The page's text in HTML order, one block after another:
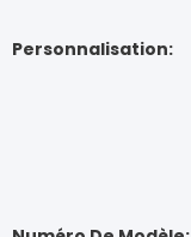
Personnalisation: